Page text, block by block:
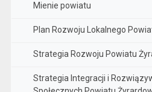
Mienie powiatu
Plan Rozwoju Lokalnego
Strategia Rozwoju Powiatu
Strategia Integracji i